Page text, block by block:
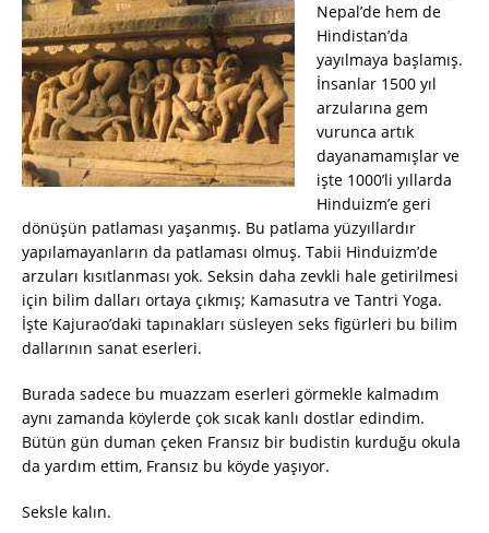
Nepal’de hem de
Hindistan’da
yayılmaya başlamış.
İnsanlar 1500 yıl
arzularına gem
vurunca artık
dayanamamışlar ve
işte 1000’li yıllarda
Hinduizm’e geri
dönüşün patlaması yaşanmış. Bu patlama yüzyıllardır
yapılamayanların da patlaması olmuş. Tabii Hinduizm’de
arzuları kısıtlanması yok. Seksin daha zevkli hale getirilmesi
için bilim dalları ortaya çıkmış; Kamasutra ve Tantri Yoga.
İşte Kajurao’daki tapınakları süsleyen seks figürleri bu bilim
dallarının sanat eserleri.
Burada sadece bu muazzam eserleri görmekle kalmadım
aynı zamanda köylerde çok sıcak kanlı dostlar edindim.
Bütün gün duman çeken Fransız bir budistin kurduğu okula
da yardım ettim, Fransız bu köyde yaşıyor.
Seksle kalın.